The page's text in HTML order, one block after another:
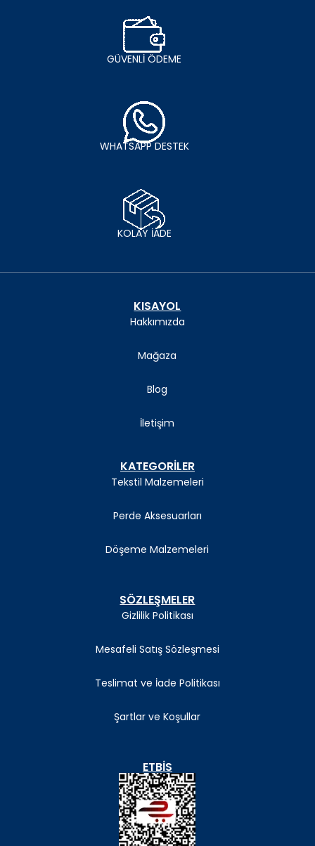
GÜVENLİ ÖDEME
WHATSAPP DESTEK
KOLAY İADE
KISAYOL
Hakkımızda
Mağaza
Blog
İletişim
KATEGORİLER
Tekstil Malzemeleri
Perde Aksesuarları
Döşeme Malzemeleri
SÖZLEŞMELER
Gizlilik Politikası
Mesafeli Satış Sözleşmesi
Teslimat ve İade Politikası
Şartlar ve Koşullar
ETBIS